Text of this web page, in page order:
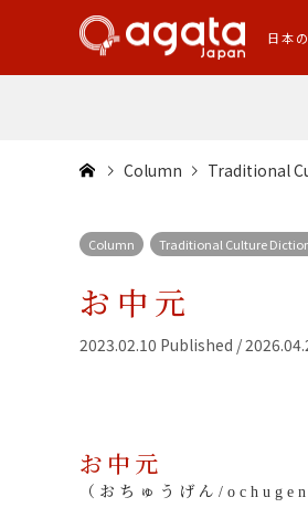
日本
Column Traditional
Column Traditional Culture
お中元
2023.02.10 Published /
お中元
（おちゅうげん/ochugen